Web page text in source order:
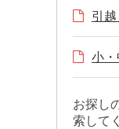
引
小・
お探し
索して